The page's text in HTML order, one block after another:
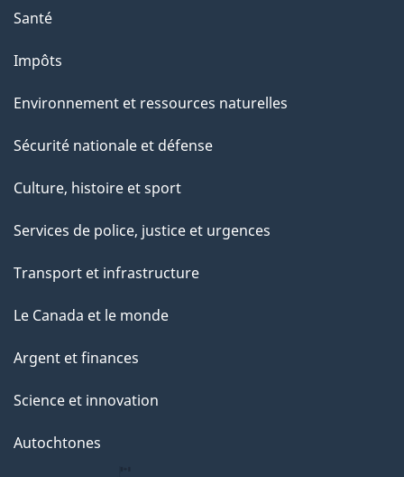
Santé
Impôts
Environnement et ressources naturelles
Sécurité nationale et défense
Culture, histoire et sport
Services de police, justice et urgences
Transport et infrastructure
Le Canada et le monde
Argent et finances
Science et innovation
Autochtones